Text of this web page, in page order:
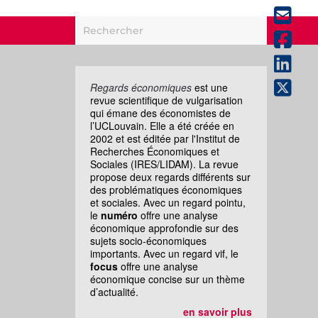
Regards économiques est une
revue scientifique de vulgarisation
qui émane des économistes de
l’UCLouvain. Elle a été créée en
2002 et est éditée par l'Institut de
Recherches Économiques et
Sociales (IRES/LIDAM). La revue
propose deux regards différents sur
des problématiques économiques
et sociales. Avec un regard pointu,
le numéro offre une analyse
économique approfondie sur des
sujets socio-économiques
importants. Avec un regard vif, le
focus offre une analyse
économique concise sur un thème
d’actualité.
en savoir plus